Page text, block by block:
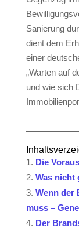
Sanierung
dient dem
einer
„Warten auf
und wie sich
Die
Was nicht
Wenn der
muss –
Der